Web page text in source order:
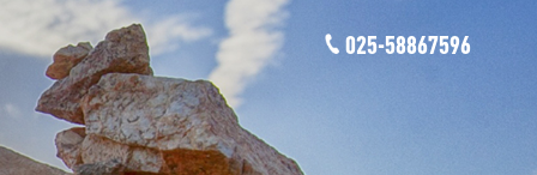
025-58867596